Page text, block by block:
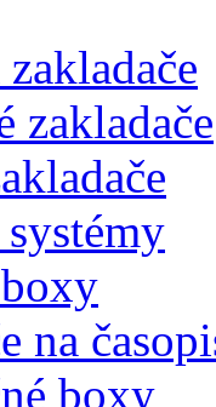
zakladače
na
boxy